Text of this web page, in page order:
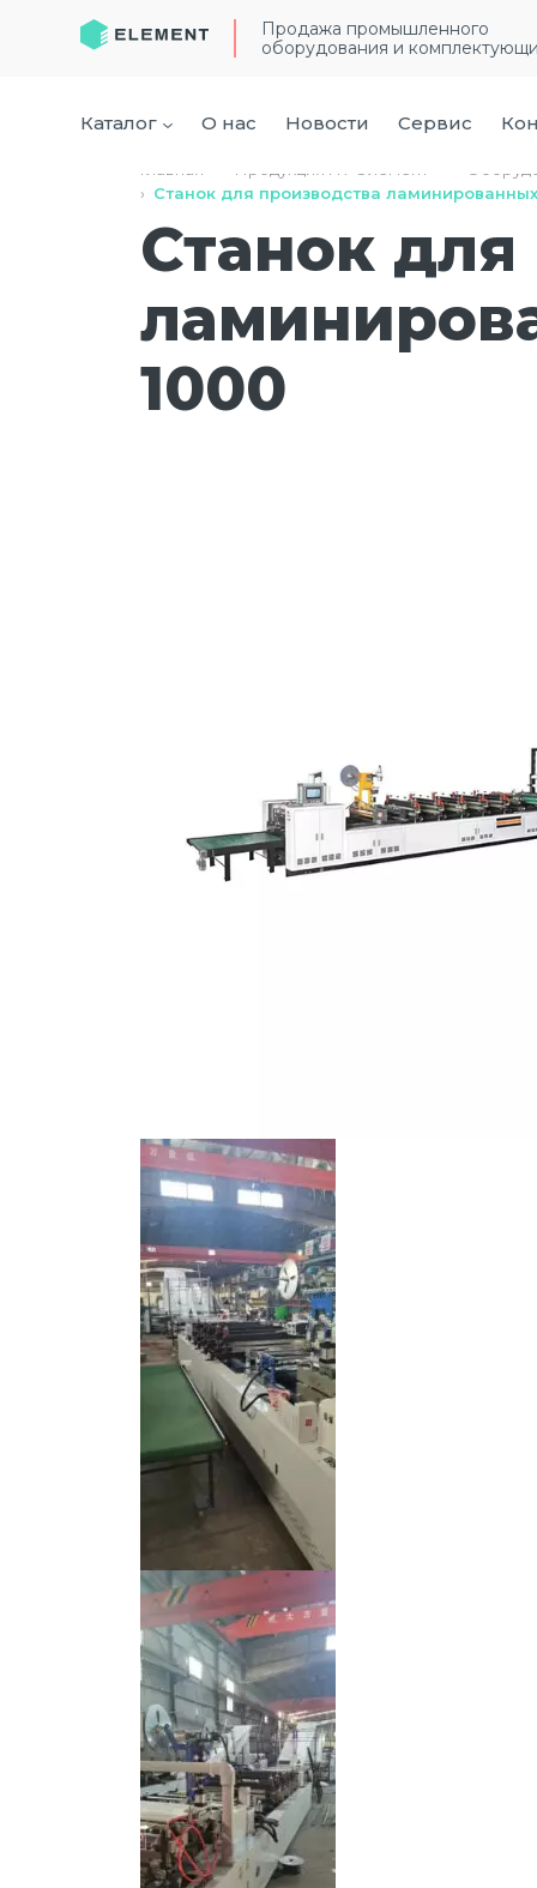
Продажа промышленного
оборудования и
Каталог О нас Новости Сервис
› Станок для производства
Станок для
1000